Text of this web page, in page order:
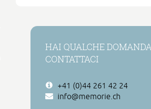
HAI QUALCHE
CONTATTACI
+41 (0)44 261 42 24
info@memorie.ch